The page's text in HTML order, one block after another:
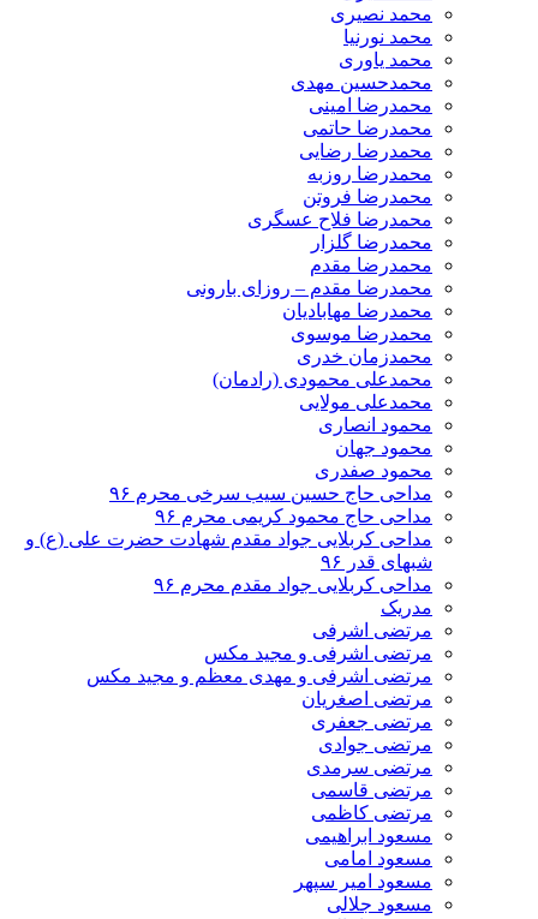
محمد نصیری
محمد نورنیا
محمد یاوری
محمدحسین مهدی
محمدرضا امینی
محمدرضا حاتمی
محمدرضا رضایی
محمدرضا روزبه
محمدرضا فروتن
محمدرضا فلاح عسگری
محمدرضا گلزار
محمدرضا مقدم
محمدرضا مقدم – روزای بارونی
محمدرضا مهابادیان
محمدرضا موسوی
محمدزمان خدری
محمدعلی محمودی (رادمان)
محمدعلی مولایی
محمود انصاری
محمود جهان
محمود صفدری
مداحی حاج حسین سیب سرخی محرم ۹۶
مداحی حاج محمود کریمی محرم ۹۶
مداحی کربلایی جواد مقدم شهادت حضرت علی (ع) و
شبهای قدر ۹۶
مداحی کربلایی جواد مقدم محرم ۹۶
مدریک
مرتضی اشرفی
مرتضی اشرفی و مجید مکس
مرتضی اشرفی و مهدی معظم و مجید مکس
مرتضی اصغریان
مرتضی جعفری
مرتضی جوادی
مرتضی سرمدی
مرتضی قاسمی
مرتضی کاظمی
مسعود ابراهیمی
مسعود امامی
مسعود امیر سپهر
مسعود جلالی